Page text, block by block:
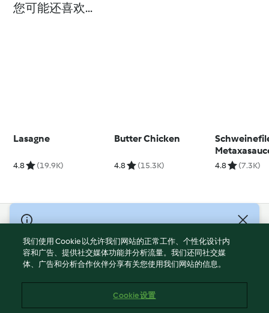
您可能还喜欢...
Lasagne
4.8 (19.9K)
Butter Chicken
4.8 (15.3K) 4.8 (7.3K)
© Copyright 2021-2023 福维克信息科技(上海)有限公司 版权所有
2026
使用规定
Cookies
我们使用 Cookie 以允许我们网站的正常工作、个性化设计内
容和广告、提供社交媒体功能并分析流量。我们还同社交媒
体、广告和分析合作伙伴分享有关您使用我们网站的信息。
Cookie 设置